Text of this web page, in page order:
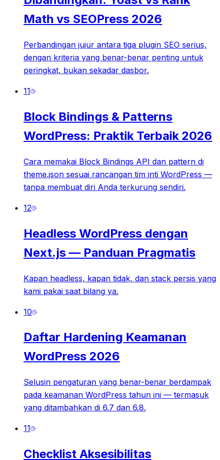
Math vs SEOPress 2026
Perbandingan jujur antara tiga plugin SEO serius,
dengan kriteria yang benar-benar penting untuk
peringkat, bukan sekadar dasbor.
11
Block Bindings & Patterns
WordPress: Praktik Terbaik 2026
Cara memakai Block Bindings API dan pattern di
theme.json sesuai rancangan tim inti WordPress —
tanpa membuat diri Anda terkurung sendiri.
12
Headless WordPress dengan
Next.js — Panduan Pragmatis
Kapan headless, kapan tidak, dan stack persis yang
kami pakai saat bilang ya.
10
Daftar Hardening Keamanan
WordPress 2026
Selusin pengaturan yang benar-benar berdampak
pada keamanan WordPress tahun ini — termasuk
yang ditambahkan di 6.7 dan 6.8.
11
Checklist Aksesibilitas